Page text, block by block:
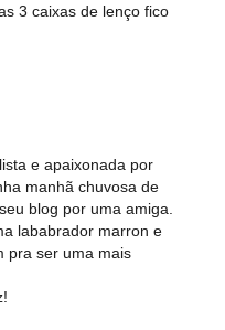
3 caixas de lenço fico
e apaixonada por
manhã chuvosa de
blog por uma amiga.
lababrador marron e
pra ser uma mais